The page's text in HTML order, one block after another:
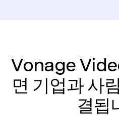
Vonage
면 기업과 사
결됩